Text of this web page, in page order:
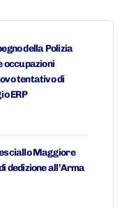
della Polizia
occupazioni
tentativo di
ERP
Maggiore
dedizione all’Arma